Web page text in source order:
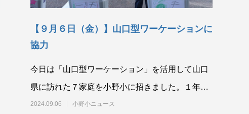
【９月６日（金）】山口型ワーケーションに
協力
今日は「山口型ワーケーション」を活用して山口
県に訪れた７家庭を小野小に招きました。１年か
ら３年の児童９名を迎えて、一緒に活動しまし
2024.09.06 小野小ニュース